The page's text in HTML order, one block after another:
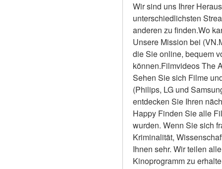
Wir sind uns Ihrer
unterschiedlichsten
anderen zu finden.Wo
Unsere Mission bei
die Sie online, bequem
können.Filmvideos The
Sehen Sie sich Filme
(Philips, LG und
entdecken Sie Ihren
Happy Finden Sie alle
wurden. Wenn Sie sich
Kriminalität,
Ihnen sehr. Wir teilen
Kinoprogramm zu